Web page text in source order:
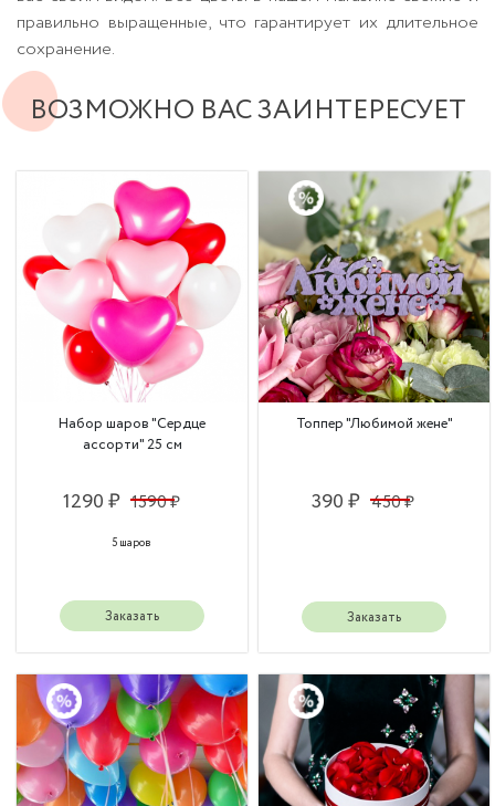
правильно выращенные, что гарантирует их длительное
сохранение.
ВОЗМОЖНО ВАС ЗАИНТЕРЕСУЕТ
Набор шаров "Сердце
ассорти" 25 см
1290 ₽ 1590 ₽
5 шаров
Заказать
Топпер "Любимой жене"
390 ₽ 450 ₽
Заказать